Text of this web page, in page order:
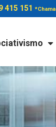
415 151